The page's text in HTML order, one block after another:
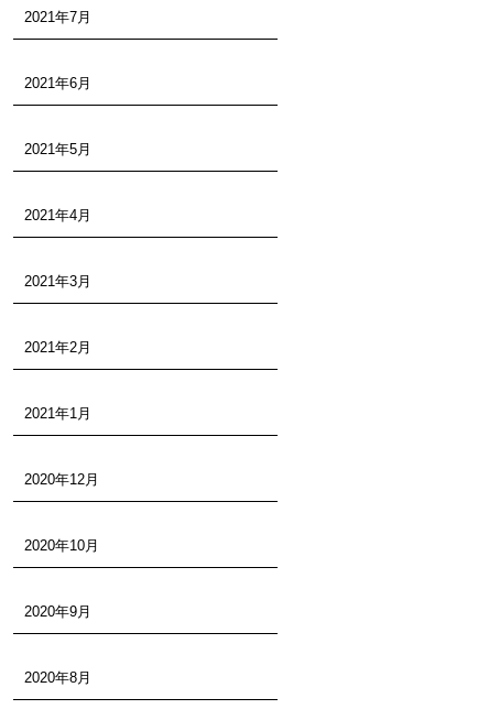
2021年7月
2021年6月
2021年5月
2021年4月
2021年3月
2021年2月
2021年1月
2020年12月
2020年10月
2020年9月
2020年8月